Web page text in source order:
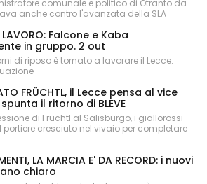
comunale e politico di Otranto da
anche contro l'avanzata della SLA
LAVORO: Falcone e Kaba
in gruppo. 2 out
di riposo è tornato a lavorare il Lecce.
FRÜCHTL, il Lecce pensa al vice
il ritorno di BLEVE
di Früchtl al Salisburgo, i giallorossi
cresciuto nel vivaio per completare
LA MARCIA E' DA RECORD: i nuovi
chiaro